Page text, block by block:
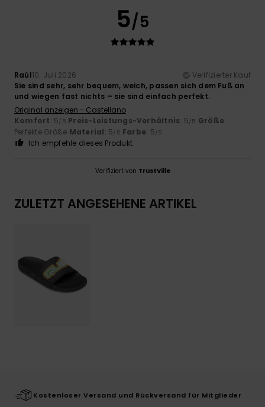
5/5
Raúl10. Juli 2026
Verifizierter Kauf
Sie sind sehr, sehr bequem, weich, passen sich dem Fuß an
und wiegen fast nichts – sie sind einfach perfekt.
Original anzeigen - Castellano
Komfort: 5/5 Preis-Leistungs-Verhältnis: 5/5 Größe:
Perfekte Größe Material: 5/5 Farbe: 5/5
Ich empfehle dieses Produkt
Verifiziert von TrustVille
ZULETZT ANGESEHENE ARTIKEL
Kostenloser Versand und Rückversand für Mitglieder